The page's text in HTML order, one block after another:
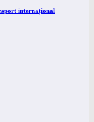
internațional